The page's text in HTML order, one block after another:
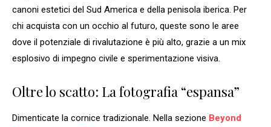
canoni estetici del Sud America e della penisola iberica. Per
chi acquista con un occhio al futuro, queste sono le aree
dove il potenziale di rivalutazione è più alto, grazie a un mix
esplosivo di impegno civile e sperimentazione visiva.
Oltre lo scatto: La fotografia “espansa”
Dimenticate la cornice tradizionale. Nella sezione Beyond